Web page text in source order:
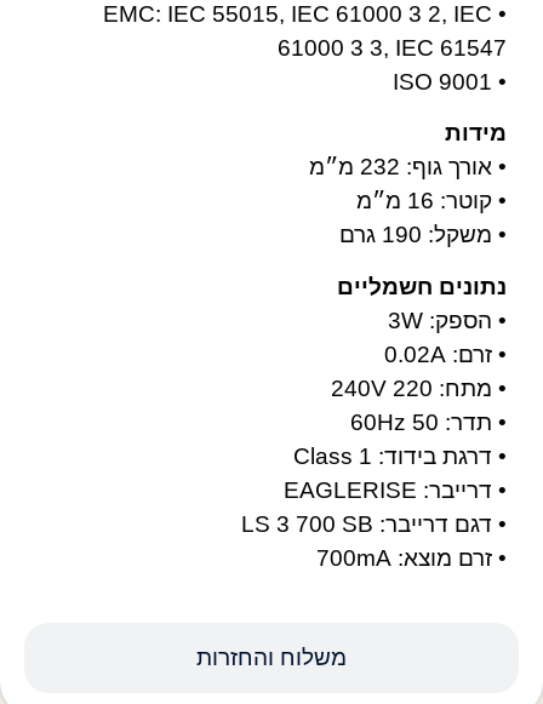
משלוח והחזרות
• EMC: IEC 55015, IEC 61000 3 2, IEC
61000 3 3, IEC 61547
• ISO 9001
מידות
• אורך גוף: 232 מ״מ
• קוטר: 16 מ״מ
• משקל: 190 גרם
נתונים חשמליים
• הספק: 3W
• זרם: 0.02A
• מתח: 220 240V
• תדר: 50 60Hz
• דרגת בידוד: Class 1
• דרייבר: EAGLERISE
• דגם דרייבר: LS 3 700 SB
• זרם מוצא: 700mA